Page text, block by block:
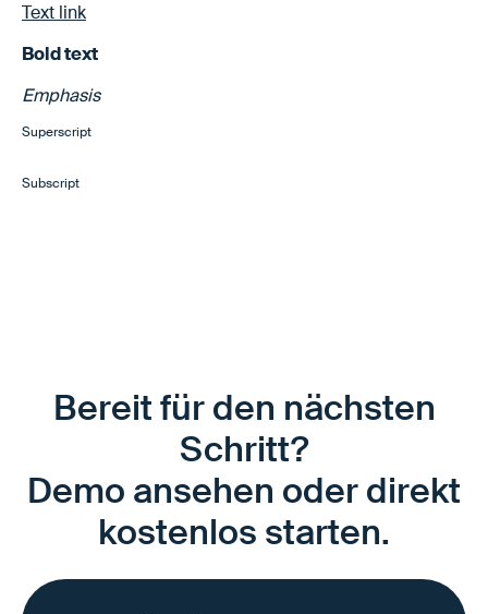
Text link
Bold text
Emphasis
Superscript
Subscript
Bereit für den nächsten
Schritt?
Demo ansehen oder direkt
kostenlos starten.